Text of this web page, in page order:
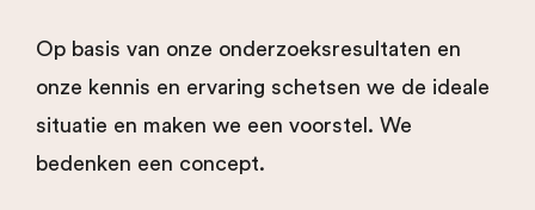
Op basis van onze onderzoeksresultaten en
onze kennis en ervaring schetsen we de ideale
situatie en maken we een voorstel. We
bedenken een concept.